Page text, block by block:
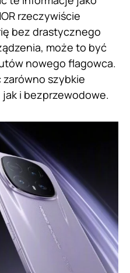
rzeczywiście
bez drastycznego
może to być
nowego flagowca.
zarówno szybkie
i bezprzewodowe.